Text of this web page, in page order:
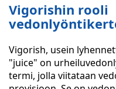
Vigorishin rooli
Vigorish, usein
"juice" on
termi, jolla viitataan